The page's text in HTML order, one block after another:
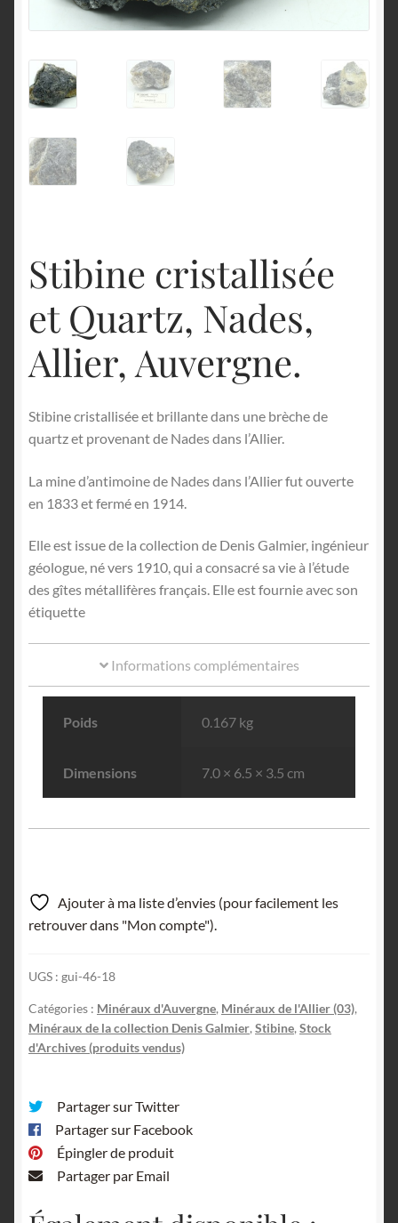
Stibine cristallisée
et Quartz, Nades,
Allier, Auvergne.
Stibine cristallisée et brillante dans une brèche de
quartz et provenant de Nades dans l’Allier.
La mine d’antimoine de Nades dans l’Allier fut ouverte
en 1833 et fermé en 1914.
Elle est issue de la collection de Denis Galmier, ingénieur
géologue, né vers 1910, qui a consacré sa vie à l’étude
des gîtes métallifères français. Elle est fournie avec son
étiquette
Informations complémentaires
Poids 0.167 kg
Dimensions 7.0 × 6.5 × 3.5 cm
Ajouter à ma liste d’envies (pour facilement les
retrouver dans "Mon compte").
UGS : gui-46-18
Catégories : Minéraux d'Auvergne, Minéraux de l'Allier (03),
Minéraux de la collection Denis Galmier, Stibine, Stock
d'Archives (produits vendus)
Partager sur Twitter
Partager sur Facebook
Épingler de produit
Partager par Email